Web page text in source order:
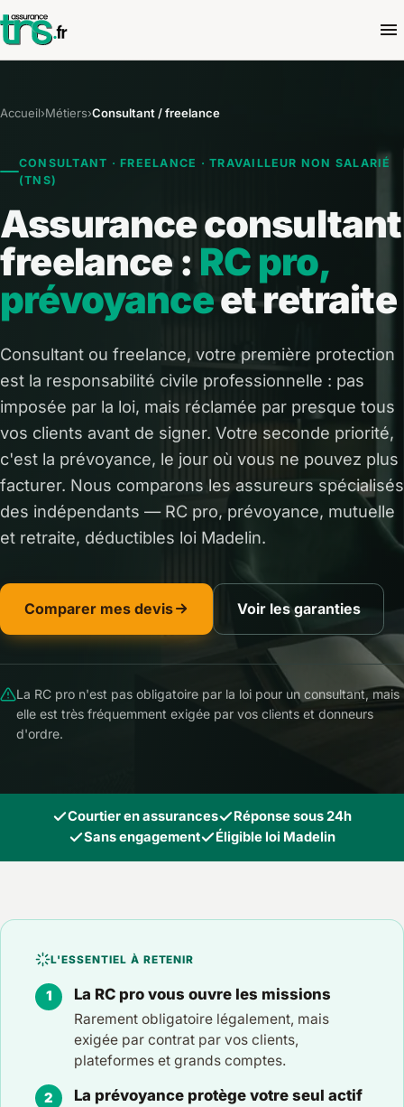
Accueil›Métiers›Consultant / freelance
CONSULTANT · FREELANCE · TRAVAILLEUR NON SALARIÉ
(TNS)
Assurance consultant
freelance : RC pro,
prévoyanceet retraite
Consultant ou freelance, votre première protection
est la responsabilité civile professionnelle : pas
imposée par la loi, mais réclamée par presque tous
vos clients avant de signer. Votre seconde priorité,
c'est la prévoyance, le jour où vous ne pouvez plus
facturer. Nous comparons les assureurs spécialisés
des indépendants — RC pro, prévoyance, mutuelle
et retraite, déductibles loi Madelin.
Comparer mes devis Voir les garanties
La RC pro n'est pas obligatoire par la loi pour un consultant, mais
elle est très fréquemment exigée par vos clients et donneurs
d'ordre.
Courtier en assurances
Réponse sous 24h
Sans engagement
Éligible loi Madelin
L'ESSENTIEL À RETENIR
La RC pro vous ouvre les missions
Rarement obligatoire légalement, mais
exigée par contrat par vos clients,
plateformes et grands comptes.
La prévoyance protège votre seul actif